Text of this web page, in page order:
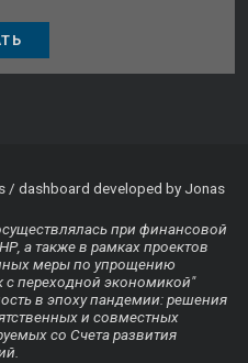
/ dashboard developed by Jonas
при финансовой
а также в рамках проектов
меры по упрощению
с переходной экономикой"
в эпоху пандемии: решения
и совместных
со Счета развития